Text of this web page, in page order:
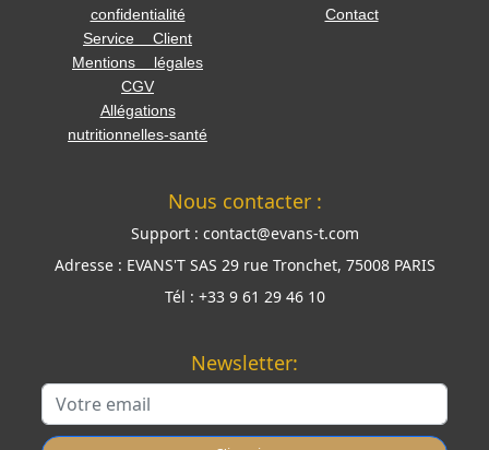
confidentialité
Service Client
Mentions légales
CGV
Allégations
nutritionnelles-santé
Contact
Nous contacter :
Support : contact@evans-t.com
Adresse : EVANS'T SAS 29 rue Tronchet, 75008 PARIS
Tél : +33 9 61 29 46 10
Newsletter: